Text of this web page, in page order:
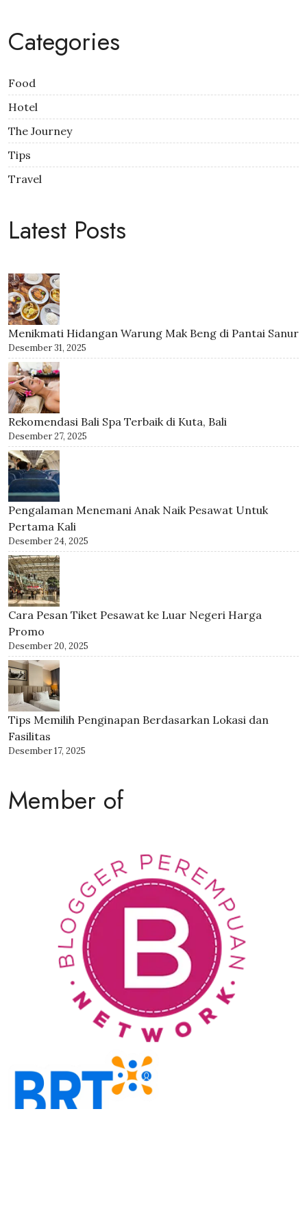
Categories
Food
Hotel
The Journey
Tips
Travel
Latest Posts
Menikmati Hidangan Warung Mak Beng di Pantai Sanur
Desember 31, 2025
Rekomendasi Bali Spa Terbaik di Kuta, Bali
Desember 27, 2025
Pengalaman Menemani Anak Naik Pesawat Untuk
Pertama Kali
Desember 24, 2025
Cara Pesan Tiket Pesawat ke Luar Negeri Harga
Promo
Desember 20, 2025
Tips Memilih Penginapan Berdasarkan Lokasi dan
Fasilitas
Desember 17, 2025
Member of